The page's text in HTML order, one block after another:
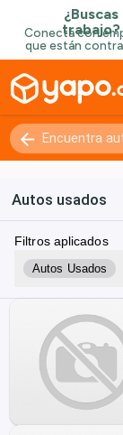
Autos usados
Filtros aplicados
Autos Usados